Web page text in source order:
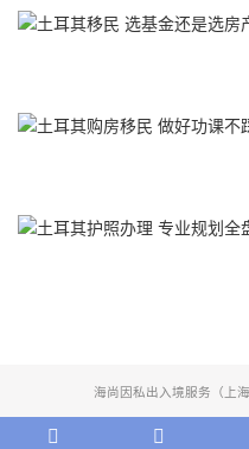
海尚因私出入境服务（上